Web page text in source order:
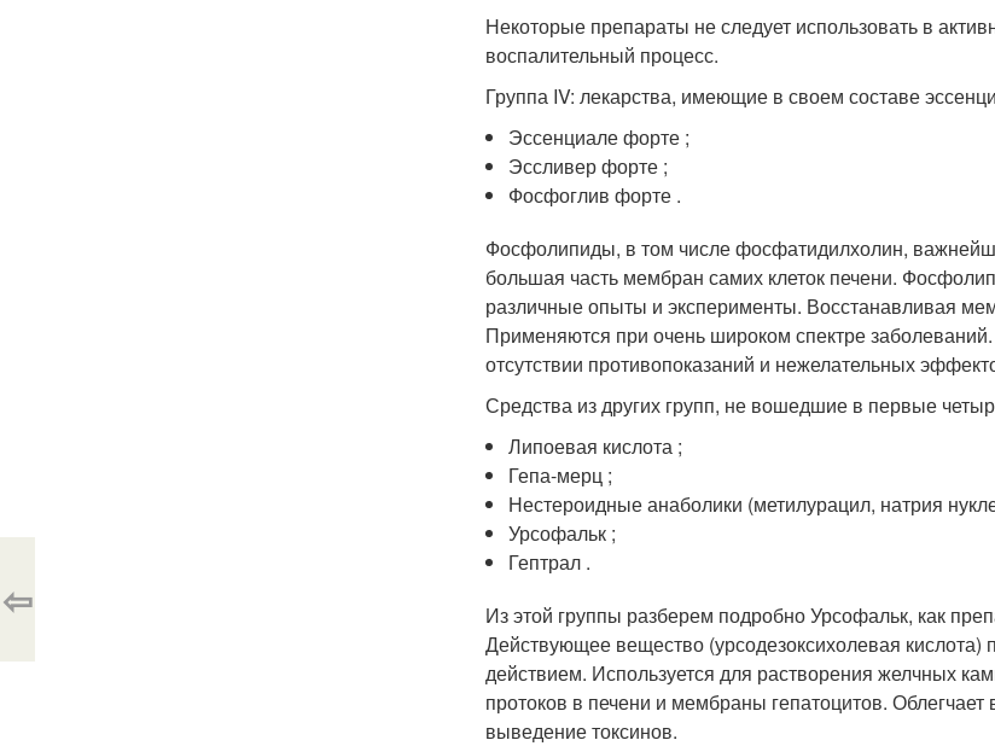
Некоторые препараты не следует использовать в
воспалительный процесс.
Группа IV: лекарства, имеющие в своем составе
Эссенциале форте ;
Эссливер форте ;
Фосфоглив форте .
Фосфолипиды, в том числе фосфатидилхолин,
большая часть мембран самих клеток печени.
различные опыты и эксперименты. Восстанавливая
Применяются при очень широком спектре
отсутствии противопоказаний и нежелательных
Средства из других групп, не вошедшие в первые
Липоевая кислота ;
Гепа-мерц ;
Нестероидные анаболики (метилурацил, натрия
Урсофальк ;
Гептрал .
Из этой группы разберем подробно Урсофальк, как
Действующее вещество (урсодезоксихолевая кислота)
действием. Используется для растворения желчных
протоков в печени и мембраны гепатоцитов.
выведение токсинов.
⇦